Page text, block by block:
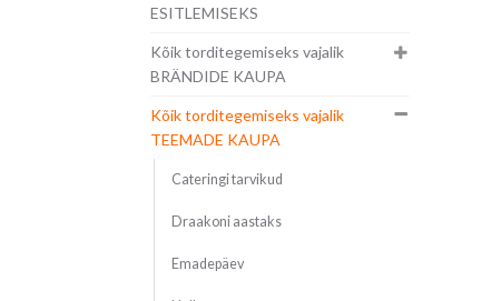
ESITLEMISEKS
Kõik torditegemiseks vajalik
BRÄNDIDE KAUPA
Kõik torditegemiseks vajalik
TEEMADE KAUPA
Cateringi tarvikud
Draakoni aastaks
Emadepäev